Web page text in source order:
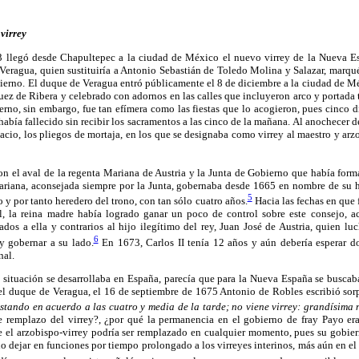
desde Chapultepec a la ciudad de México el nuevo virrey de la Nueva
quien sustituiría a Antonio Sebastián de Toledo Molina y Salazar,
El duque de Veragua entró públicamente el 8 de diciembre a la ciudad de
de Ribera y celebrado con adornos en las calles que incluyeron arco y portada
sin embargo, fue tan efímera como las fiestas que lo acogieron, pues cinco
fallecido sin recibir los sacramentos a las cinco de la mañana. Al anochecer
los pliegos de mortaja, en los que se designaba como virrey al maestro y
el aval de la regenta Mariana de Austria y la Junta de Gobierno que había
aconsejada siempre por la Junta, gobernaba desde 1665 en nombre de
por tanto heredero del trono, con tan sólo cuatro años.5Hacia las fechas en
la reina madre había logrado ganar un poco de control sobre este consejo,
a ella y contrarios al hijo ilegítimo del rey, Juan José de Austria, quien
gobernar a su lado.6En 1673, Carlos II tenía 12 años y aún debería esperar
se desarrollaba en España, parecía que para la Nueva España se
duque de Veragua, el 16 de septiembre de 1675 Antonio de Robles escribió
en acuerdo a las cuatro y media de la tarde; no viene virrey: grandísima
remplazo del virrey?, ¿por qué la permanencia en el gobierno de fray Payo
el arzobispo-virrey podría ser remplazado en cualquier momento, pues su
dejar en funciones por tiempo prolongado a los virreyes interinos, más aún en el